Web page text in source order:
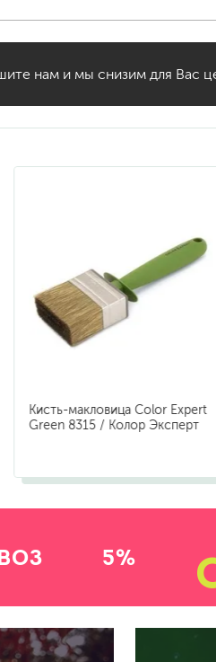
для стирки и ухода
для ковров и
специализированные
универсальные
дезинфицирующие
нам и мы снизим для Вас
Кисть-макловица Color Expert
Green 8315 / Колор Эксперт
5%